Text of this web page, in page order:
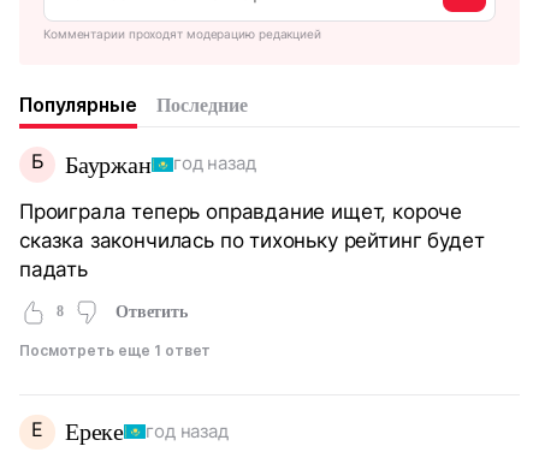
Комментарии проходят модерацию редакцией
Популярные Последние
Б Бауржан год назад
Проиграла теперь оправдание ищет, короче
сказка закончилась по тихоньку рейтинг будет
падать
8 Ответить
Посмотреть еще 1 ответ
Е Ереке год назад